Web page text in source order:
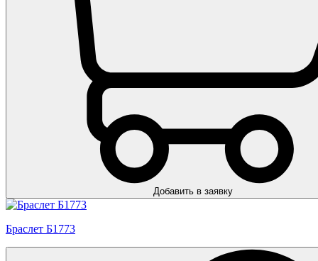
Добавить в заявку
Браслет Б1773